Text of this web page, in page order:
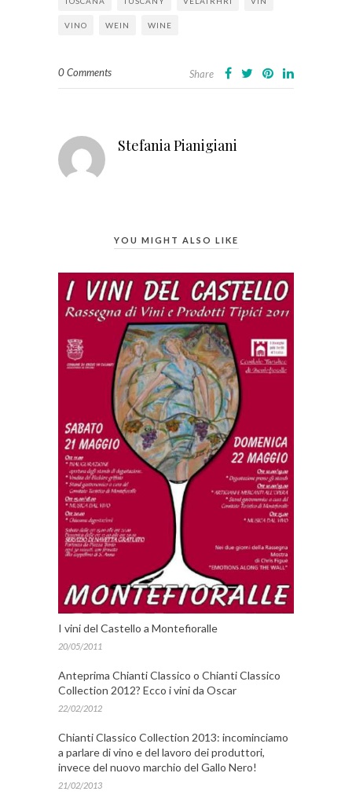
VINO WEIN WINE
0 Comments Share
Stefania Pianigiani
YOU MIGHT ALSO LIKE
I vini del Castello a Montefioralle
20/05/2011
Anteprima Chianti Classico o Chianti Classico
Collection 2012? Ecco i vini da Oscar
22/02/2012
Chianti Classico Collection 2013: incominciamo
a parlare di vino e del lavoro dei produttori,
invece del nuovo marchio del Gallo Nero!
21/02/2013